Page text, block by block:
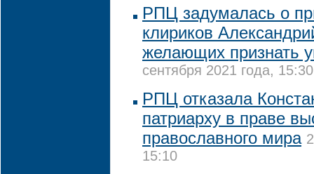
РПЦ задумалась о
клириков
желающих признать
сентября 2021 года, 15:30
РПЦ отказала
патриарху в праве
православного мира
15:10